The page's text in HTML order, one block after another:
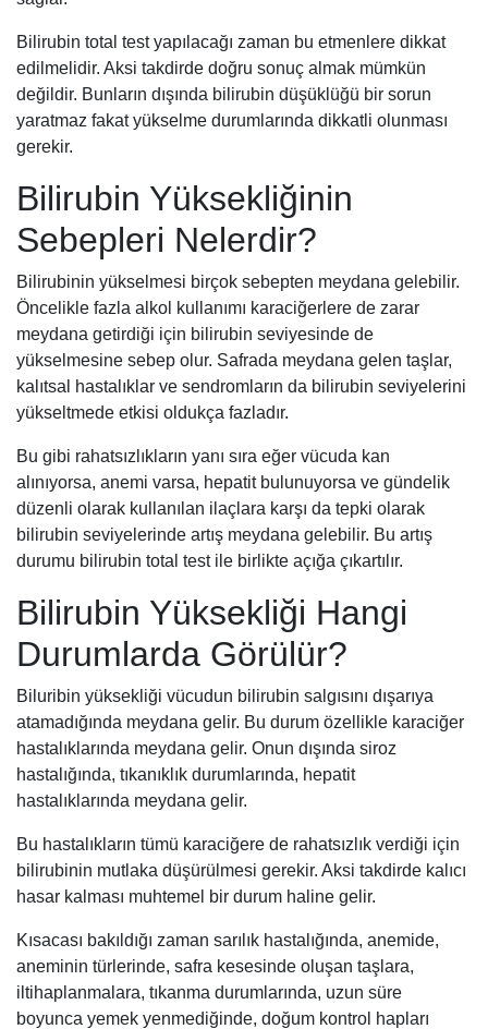
Bilirubin total test yapılacağı zaman bu etmenlere dikkat
edilmelidir. Aksi takdirde doğru sonuç almak mümkün
değildir. Bunların dışında bilirubin düşüklüğü bir sorun
yaratmaz fakat yükselme durumlarında dikkatli olunması
gerekir.
Bilirubin Yüksekliğinin
Sebepleri Nelerdir?
Bilirubinin yükselmesi birçok sebepten meydana gelebilir.
Öncelikle fazla alkol kullanımı karaciğerlere de zarar
meydana getirdiği için bilirubin seviyesinde de
yükselmesine sebep olur. Safrada meydana gelen taşlar,
kalıtsal hastalıklar ve sendromların da bilirubin seviyelerini
yükseltmede etkisi oldukça fazladır.
Bu gibi rahatsızlıkların yanı sıra eğer vücuda kan
alınıyorsa, anemi varsa, hepatit bulunuyorsa ve gündelik
düzenli olarak kullanılan ilaçlara karşı da tepki olarak
bilirubin seviyelerinde artış meydana gelebilir. Bu artış
durumu bilirubin total test ile birlikte açığa çıkartılır.
Bilirubin Yüksekliği Hangi
Durumlarda Görülür?
Biluribin yüksekliği vücudun bilirubin salgısını dışarıya
atamadığında meydana gelir. Bu durum özellikle karaciğer
hastalıklarında meydana gelir. Onun dışında siroz
hastalığında, tıkanıklık durumlarında, hepatit
hastalıklarında meydana gelir.
Bu hastalıkların tümü karaciğere de rahatsızlık verdiği için
bilirubinin mutlaka düşürülmesi gerekir. Aksi takdirde kalıcı
hasar kalması muhtemel bir durum haline gelir.
Kısacası bakıldığı zaman sarılık hastalığında, anemide,
aneminin türlerinde, safra kesesinde oluşan taşlara,
iltihaplanmalara, tıkanma durumlarında, uzun süre
boyunca yemek yenmediğinde, doğum kontrol hapları